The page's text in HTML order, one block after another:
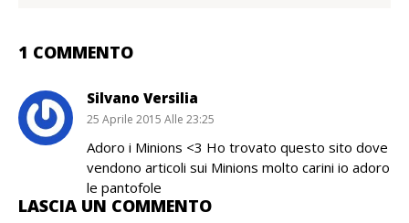
1 COMMENTO
Silvano Versilia
25 Aprile 2015 Alle 23:25
Adoro i Minions <3 Ho trovato questo sito dove
vendono articoli sui Minions molto carini io adoro
le pantofole
LASCIA UN COMMENTO